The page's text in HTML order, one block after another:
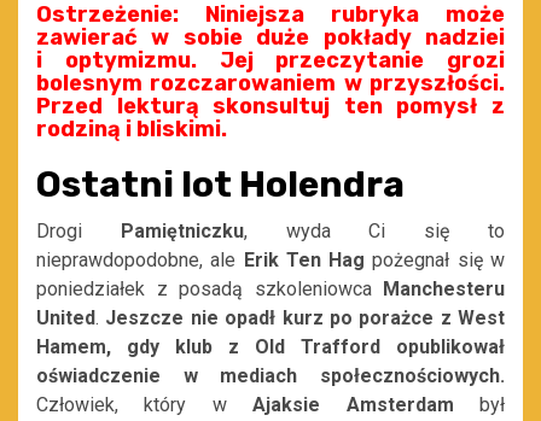
Ostrzeżenie: Niniejsza rubryka może
zawierać w sobie duże pokłady nadziei
i optymizmu. Jej przeczytanie grozi
bolesnym rozczarowaniem w przyszłości.
Przed lekturą skonsultuj ten pomysł z
rodziną i bliskimi.
Ostatni lot Holendra
Drogi Pamiętniczku, wyda Ci się to
nieprawdopodobne, ale Erik Ten Hag pożegnał się w
poniedziałek z posadą szkoleniowca
Manchesteru
United. Jeszcze nie opadł kurz po porażce z West
Hamem, gdy klub z Old Trafford opublikował
oświadczenie w mediach społecznościowych.
Człowiek, który wAjaksie Amsterdam był